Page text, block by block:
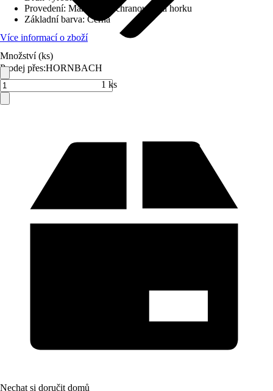
Prodej přes:HORNBACH
Provedení: Markýza s ochranou proti horku
Základní barva: Černá
Více informací o zboží
Množství (ks)
1 ks
Nechat si doručit domů